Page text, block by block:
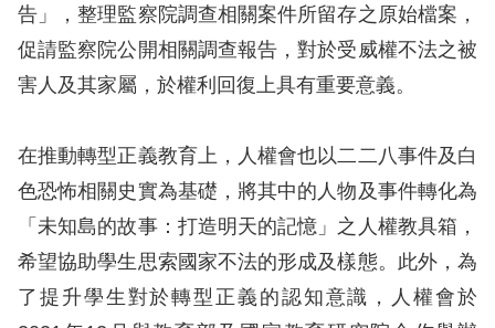
兒少版
首
頁
告」，整理監察院調查相關案件所留存之原始檔案，
促請監察院公開相關調查報告，對於受威權不法之被
害人及其家屬，於權利回復上具有重要意義。
在推動轉型正義教育上，人權會也以二二八事件及白
色恐怖相關史實為基礎，將其中的人物及事件轉化為
「未知島的故事：打造明天的記憶」之人權教具箱，
希望協助學生思索國家不法的形成及樣態。此外，為
了提升學生對於轉型正義的認知意識，人權會於